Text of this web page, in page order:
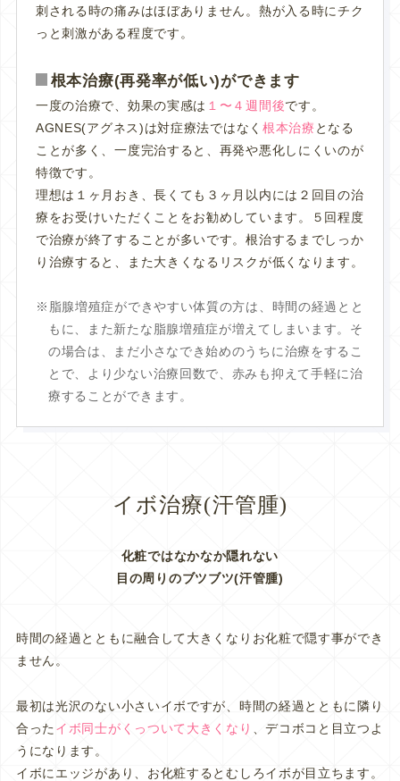
刺される時の痛みはほぼありません。熱が入る時にチク
っと刺激がある程度です。
根本治療(再発率が低い)ができます
一度の治療で、効果の実感は １〜４週間後です。
AGNES(アグネス)は対症療法ではなく 根本治療 となる
ことが多く、一度完治すると、再発や悪化しにくいのが
特徴です。
理想は１ヶ月おき、長くても３ヶ月以内には２回目の治
療をお受けいただくことをお勧めしています。５回程度
で治療が終了することが多いです。根治するまでしっか
り治療すると、また大きくなるリスクが低くなります。
脂腺増殖症ができやすい体質の方は、時間の経過とと
もに、また新たな脂腺増殖症が増えてしまいます。そ
の場合は、まだ小さなでき始めのうちに治療をするこ
とで、より少ない治療回数で、赤みも抑えて手軽に治
療することができます。
イボ治療(汗管腫)
化粧ではなかなか隠れない
目の周りのブツブツ(汗管腫)
時間の経過とともに融合して大きくなりお化粧で隠す事ができ
ません。
最初は光沢のない小さいイボですが、時間の経過とともに隣り
合った イボ同士がくっついて大きくなり
、デコボコと目立つよ
うになります。
イボにエッジがあり、お化粧するとむしろイボが目立ちます。